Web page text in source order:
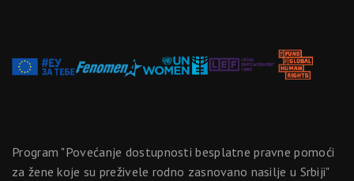
Program "Povećanje dostupnosti besplatne pravne pomoći
za žene koje su preživele rodno zasnovano nasilje u Srbiji"